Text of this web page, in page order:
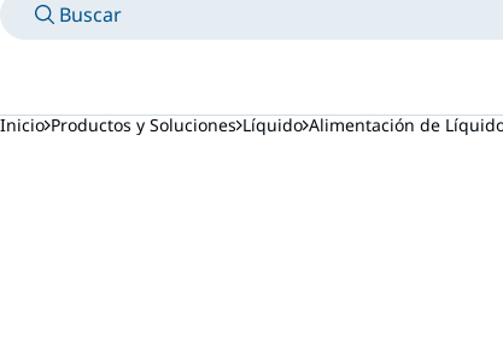
Buscar
Inicio Productos y Soluciones Líquido Alimentación de